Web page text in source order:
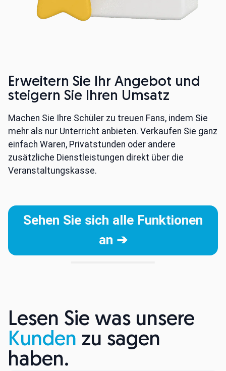
Erweitern Sie Ihr Angebot und
steigern Sie Ihren Umsatz
Machen Sie Ihre Schüler zu treuen Fans, indem Sie
mehr als nur Unterricht anbieten. Verkaufen Sie ganz
einfach Waren, Privatstunden oder andere
zusätzliche Dienstleistungen direkt über die
Veranstaltungskasse.
Sehen Sie sich alle Funktionen
an ➔
Lesen Sie was unsere
Kunden zu sagen
haben.